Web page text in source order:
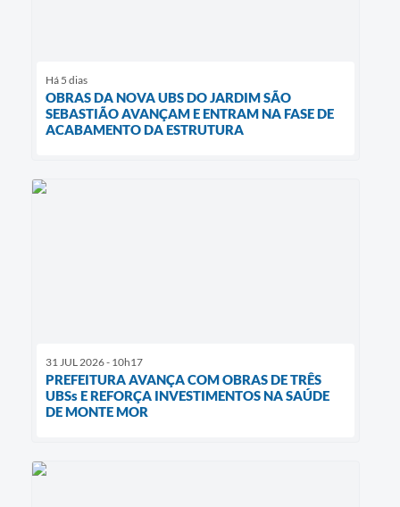
Há 5 dias
OBRAS DA NOVA UBS DO JARDIM SÃO
SEBASTIÃO AVANÇAM E ENTRAM NA FASE DE
ACABAMENTO DA ESTRUTURA
31 JUL 2026 - 10h17
PREFEITURA AVANÇA COM OBRAS DE TRÊS
UBSs E REFORÇA INVESTIMENTOS NA SAÚDE
DE MONTE MOR